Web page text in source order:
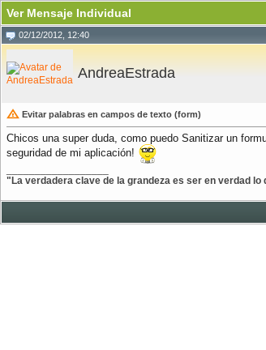
Ver Mensaje Individual
02/12/2012, 12:40
AndreaEstrada
Evitar palabras en campos de texto (form)
Chicos una super duda, como puedo Sanitizar un
seguridad de mi aplicación!
"La verdadera clave de la grandeza es ser en verdad lo